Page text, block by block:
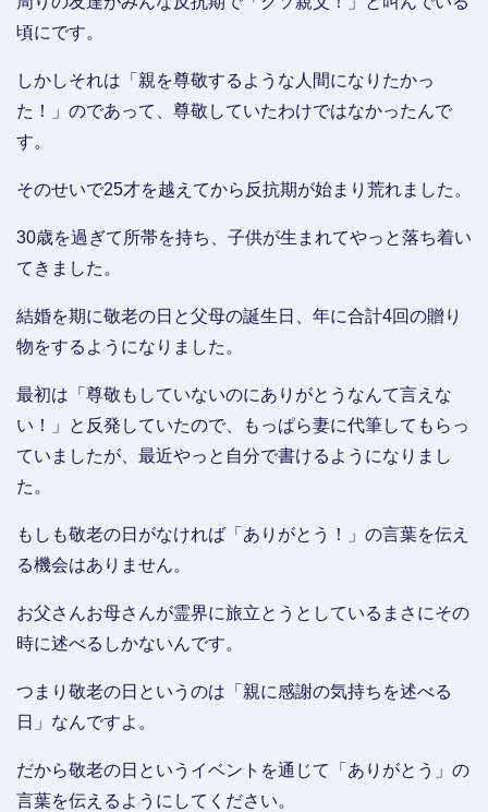
頃にです。
しかしそれは「親を尊敬するような人間になりたかっ
た！」のであって、尊敬していたわけではなかったんで
す。
そのせいで25才を越えてから反抗期が始まり荒れました。
30歳を過ぎて所帯を持ち、子供が生まれてやっと落ち着い
てきました。
結婚を期に敬老の日と父母の誕生日、年に合計4回の贈り
物をするようになりました。
最初は「尊敬もしていないのにありがとうなんて言えな
い！」と反発していたので、もっぱら妻に代筆してもらっ
ていましたが、最近やっと自分で書けるようになりまし
た。
もしも敬老の日がなければ「ありがとう！」の言葉を伝え
る機会はありません。
お父さんお母さんが霊界に旅立とうとしているまさにその
時に述べるしかないんです。
つまり敬老の日というのは「親に感謝の気持ちを述べる
日」なんですよ。
だから敬老の日というイベントを通じて「ありがとう」の
言葉を伝えるようにしてください。